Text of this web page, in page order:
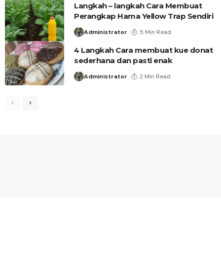
Langkah – langkah Cara Membuat
Perangkap Hama Yellow Trap Sendiri
Administrator 5 Min Read
4 Langkah Cara membuat kue donat
sederhana dan pasti enak
Administrator 2 Min Read